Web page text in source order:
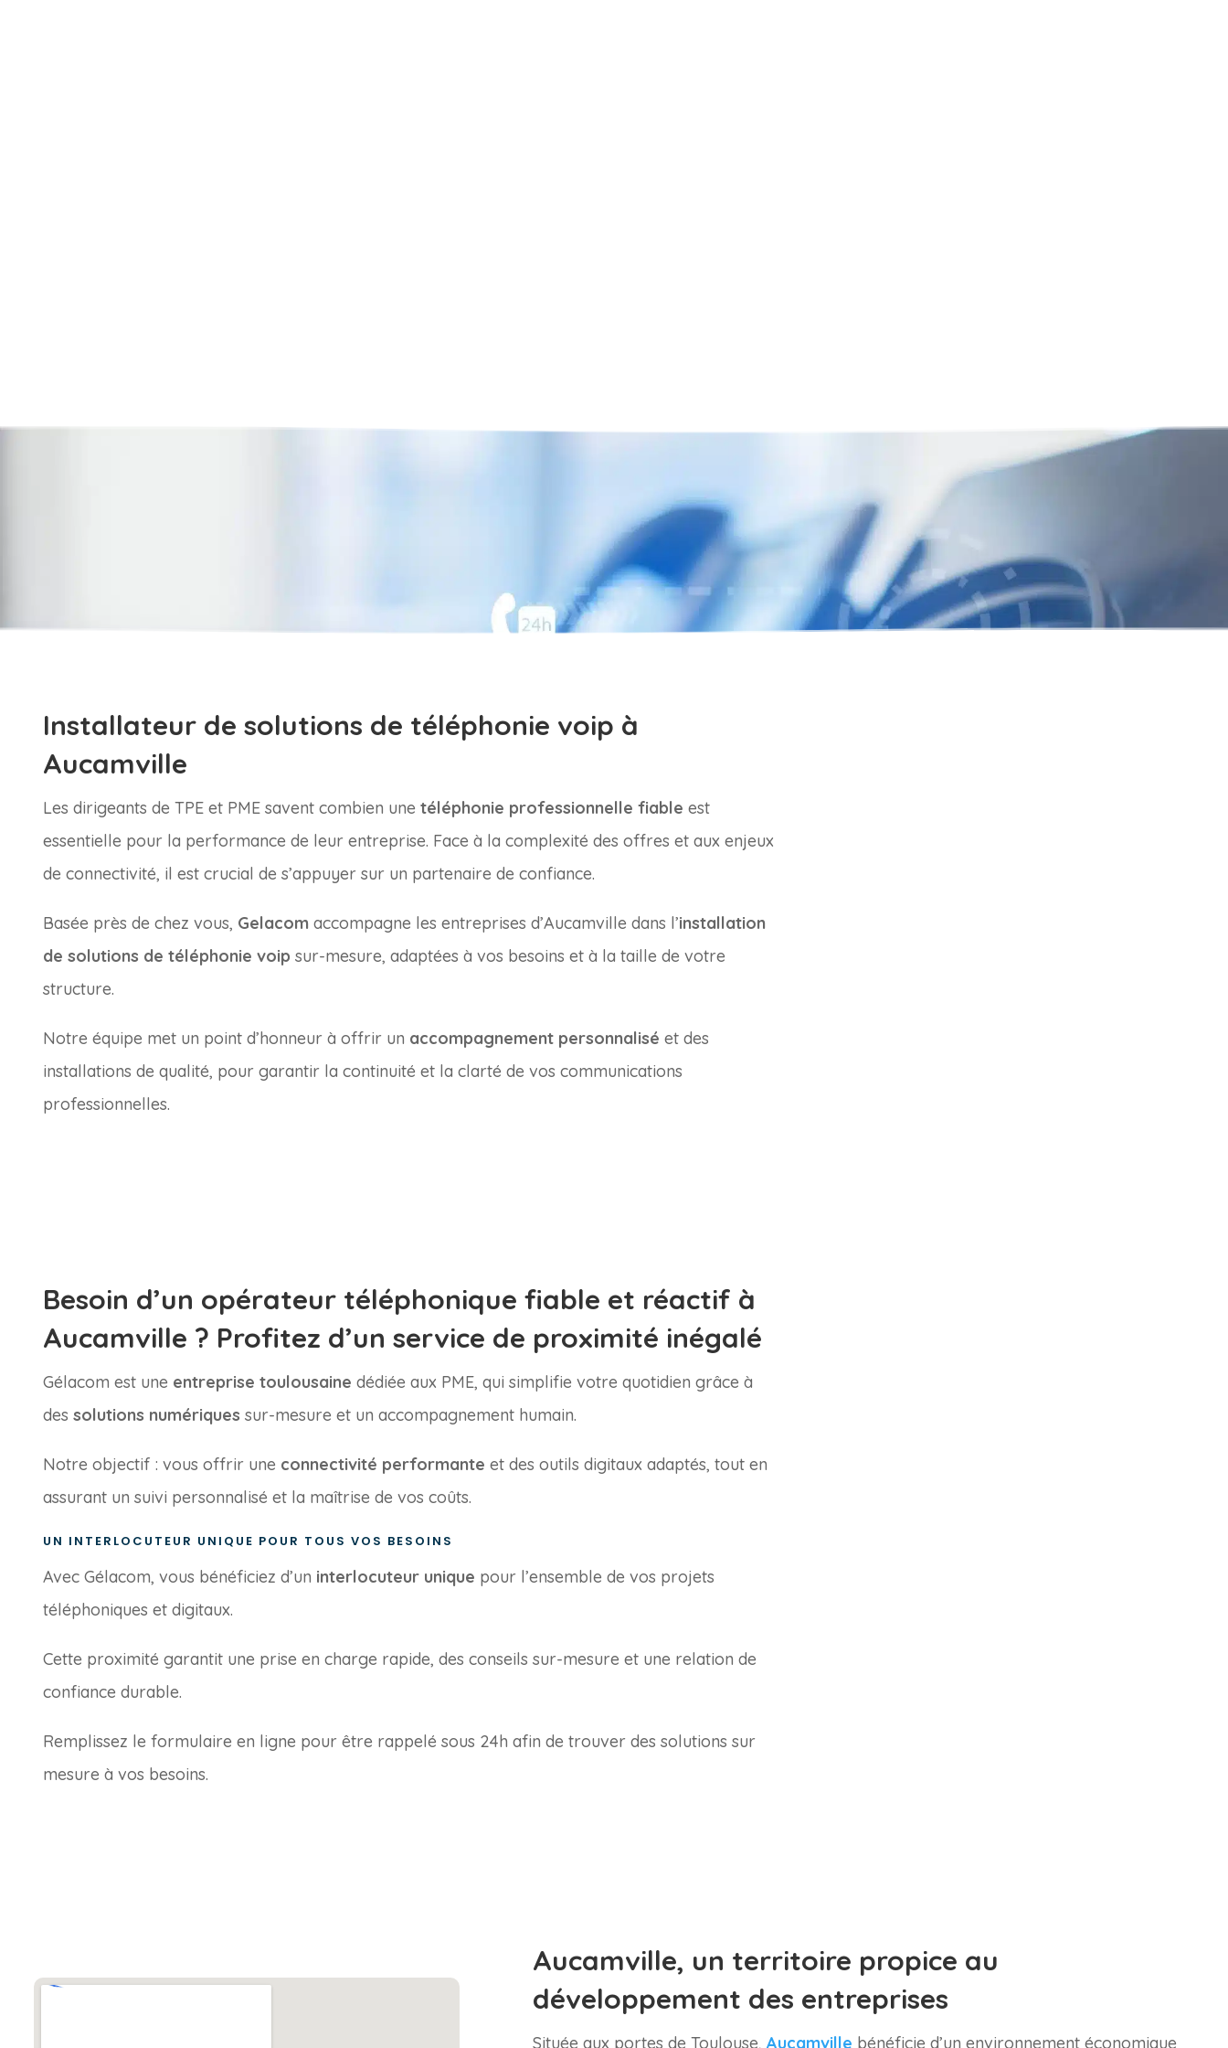
Installateur de solutions de téléphonie voip à
Aucamville
Les dirigeants de TPE et PME savent combien une téléphonie professionnelle fiable est
essentielle pour la performance de leur entreprise. Face à la complexité des offres et aux enjeux
de connectivité, il est crucial de s’appuyer sur un partenaire de confiance.
Basée près de chez vous, Gelacom accompagne les entreprises d’Aucamville dans l’installation
de solutions de téléphonie voip sur-mesure, adaptées à vos besoins et à la taille de votre
structure.
Notre équipe met un point d’honneur à offrir un accompagnement personnalisé et des
installations de qualité, pour garantir la continuité et la clarté de vos communications
professionnelles.
Besoin d’un opérateur téléphonique fiable et réactif à
Aucamville ? Profitez d’un service de proximité inégalé
Gélacom est une entreprise toulousaine dédiée aux PME, qui simplifie votre quotidien grâce à
des solutions numériques sur-mesure et un accompagnement humain.
Notre objectif : vous offrir une connectivité performante et des outils digitaux adaptés, tout en
assurant un suivi personnalisé et la maîtrise de vos coûts.
UN INTERLOCUTEUR UNIQUE POUR TOUS VOS BESOINS
Avec Gélacom, vous bénéficiez d’un interlocuteur unique pour l’ensemble de vos projets
téléphoniques et digitaux.
Cette proximité garantit une prise en charge rapide, des conseils sur-mesure et une relation de
confiance durable.
Remplissez le formulaire en ligne pour être rappelé sous 24h afin de trouver des solutions sur
mesure à vos besoins.
Aucamville, un territoire propice au
développement des entreprises
Située aux portes de Toulouse, Aucamville bénéficie d’un environnement économique